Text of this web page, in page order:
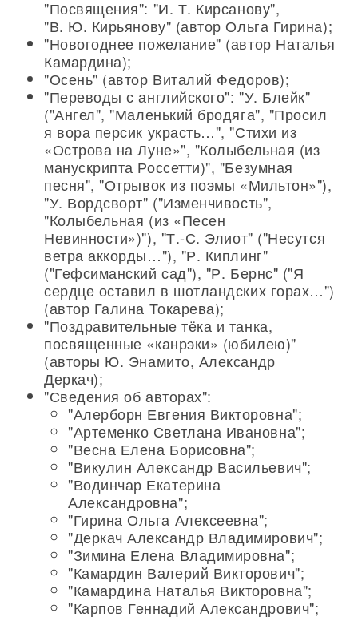
"Посвящения": "И. Т. Кирсанову",
"В. Ю. Кирьянову" (автор Ольга Гирина);
"Новогоднее пожелание" (автор Наталья
Камардина);
"Осень" (автор Виталий Федоров);
"Переводы с английского": "У. Блейк"
("Ангел", "Маленький бродяга", "Просил
я вора персик украсть…", "Стихи из
«Острова на Луне»", "Колыбельная (из
манускрипта Россетти)", "Безумная
песня", "Отрывок из поэмы «Мильтон»"),
"У. Вордсворт" ("Изменчивость",
"Колыбельная (из «Песен
Невинности»)"), "Т.-С. Элиот" ("Несутся
ветра аккорды…"), "Р. Киплинг"
("Гефсиманский сад"), "Р. Бернс" ("Я
сердце оставил в шотландских горах…")
(автор Галина Токарева);
"Поздравительные тёка и танка,
посвященные «канрэки» (юбилею)"
(авторы Ю. Энамито, Александр
Деркач);
"Сведения об авторах":
"Алерборн Евгения Викторовна";
"Артеменко Светлана Ивановна";
"Весна Елена Борисовна";
"Викулин Александр Васильевич";
"Водинчар Екатерина
Александровна";
"Гирина Ольга Алексеевна";
"Деркач Александр Владимирович";
"Зимина Елена Владимировна";
"Камардин Валерий Викторович";
"Камардина Наталья Викторовна";
"Карпов Геннадий Александрович";